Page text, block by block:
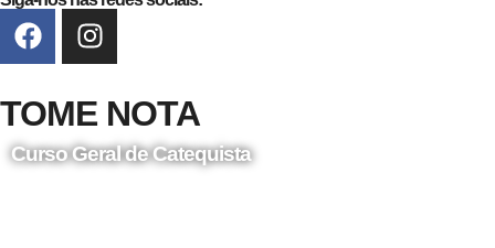
TOME NOTA
Curso Geral de Catequista